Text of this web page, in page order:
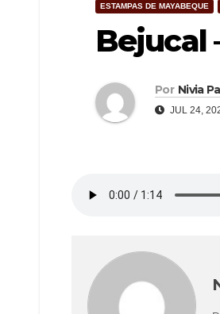
ESTAMPAS DE MAYABEQUE
Bejucal
Por Nivia
JUL 24,